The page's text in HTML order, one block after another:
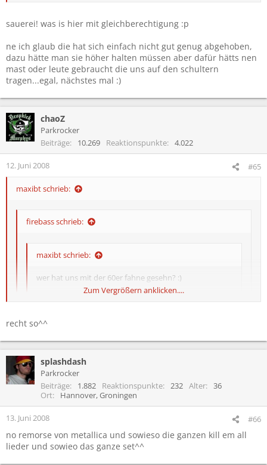
wer hat uns mit der 60er fahne gesehn? :)
war die eigentlich mal auf der leinwand?
Zum Vergrößern anklicken....
nein war se nicht...leider. ich hab immer brav gekuckt, als ihr se
hochgehalten habt. da kamen immer nur die clubfahnen...
sauerei! was is hier mit gleichberechtigung :p
ne ich glaub die hat sich einfach nicht gut genug abgehoben,
dazu hätte man sie höher halten müssen aber dafür hätts nen
mast oder leute gebraucht die uns auf den schultern
tragen...egal, nächstes mal :)
chaoZ
Parkrocker
Beiträge
10.269 Reaktionspunkte 4.022
12. Juni 2008 #65
maxibt schrieb:
firebass schrieb:
maxibt schrieb:
wer hat uns mit der 60er fahne gesehn? :)
se hochgehalten habt. da kamen immer nur die clubfahnen...
Zum Vergrößern anklicken....
recht so^^
splashdash
Parkrocker
Beiträge
1.882 Reaktionspunkte 232 Alter
36
Ort
Hannover, Groningen
13. Juni 2008 #66
no remorse von metallica und sowieso die ganzen kill em all
lieder und sowieo das ganze set^^